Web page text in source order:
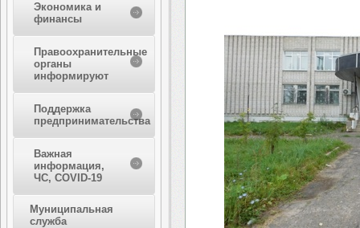
Экономика и
финансы
Правоохранительные
органы
информируют
Поддержка
предпринимательства
Важная
информация,
ЧС, COVID-19
Муниципальная
служба